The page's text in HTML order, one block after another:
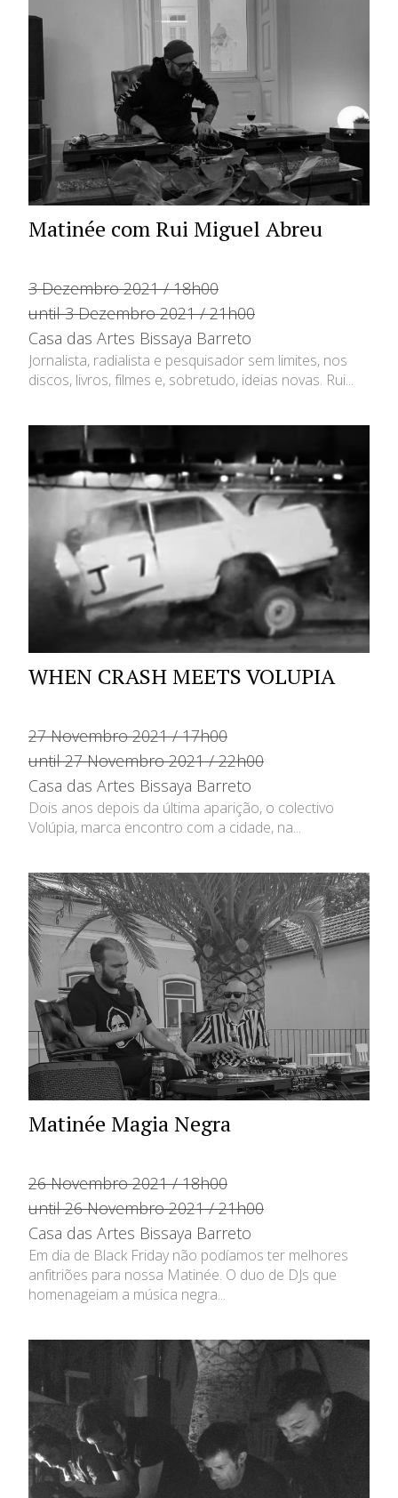
Matinée com Rui Miguel Abreu
3 Dezembro 2021 / 18h00
until 3 Dezembro 2021 / 21h00
Casa das Artes Bissaya Barreto
Jornalista, radialista e pesquisador sem limites, nos
discos, livros, filmes e, sobretudo, ideias novas. Rui...
WHEN CRASH MEETS VOLUPIA
27 Novembro 2021 / 17h00
until 27 Novembro 2021 / 22h00
Casa das Artes Bissaya Barreto
Dois anos depois da última aparição, o colectivo
Volúpia, marca encontro com a cidade, na...
Matinée Magia Negra
26 Novembro 2021 / 18h00
until 26 Novembro 2021 / 21h00
Casa das Artes Bissaya Barreto
Em dia de Black Friday não podíamos ter melhores
anfitriões para nossa Matinée. O duo de DJs que
homenageiam a música negra...